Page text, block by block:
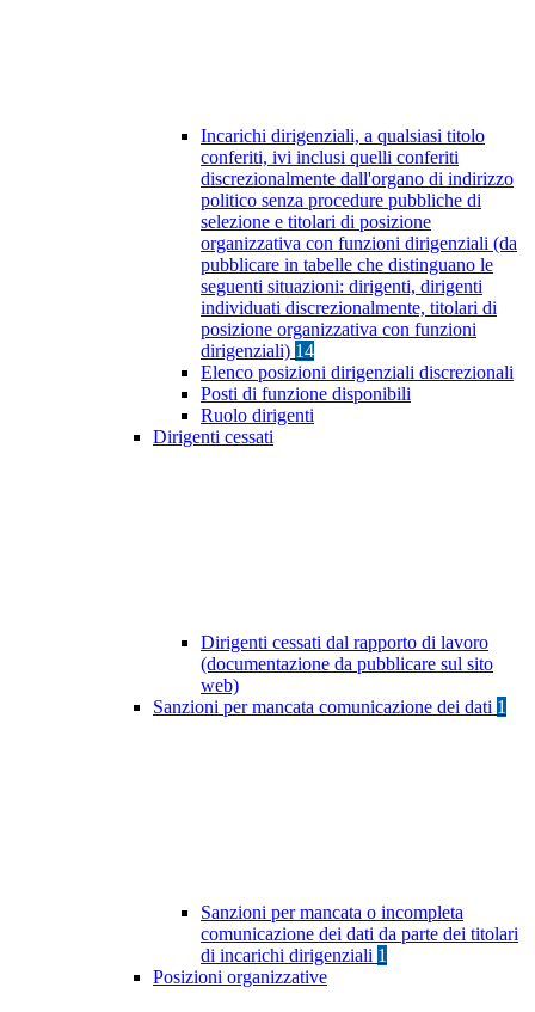
Incarichi dirigenziali, a qualsiasi titolo
conferiti, ivi inclusi quelli conferiti
discrezionalmente dall'organo di indirizzo
politico senza procedure pubbliche di
selezione e titolari di posizione
organizzativa con funzioni dirigenziali (da
pubblicare in tabelle che distinguano le
seguenti situazioni: dirigenti, dirigenti
individuati discrezionalmente, titolari di
posizione organizzativa con funzioni
dirigenziali) 14
Elenco posizioni dirigenziali discrezionali
Posti di funzione disponibili
Ruolo dirigenti
Dirigenti cessati
Dirigenti cessati dal rapporto di lavoro
(documentazione da pubblicare sul sito
web)
Sanzioni per mancata comunicazione dei dati 1
Sanzioni per mancata o incompleta
comunicazione dei dati da parte dei titolari
di incarichi dirigenziali 1
Posizioni organizzative